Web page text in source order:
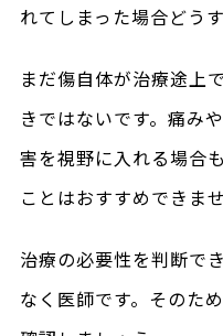
れてしまった場合どう
まだ傷自体が治療途上
きではないです。痛み
害を視野に入れる場合
ことはおすすめできませ
治療の必要性を判断で
なく医師です。そのた